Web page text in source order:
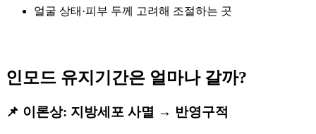
얼굴 상태·피부 두께 고려해 조절하는 곳
인모드 유지기간은 얼마나 갈까?
📌 이론상: 지방세포 사멸 → 반영구적